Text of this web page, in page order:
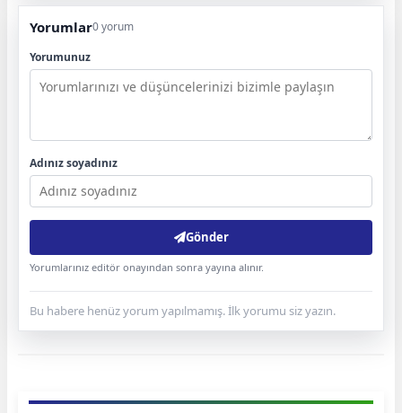
Yorumlar0 yorum
Yorumunuz
Adınız soyadınız
Gönder
Yorumlarınız editör onayından sonra yayına alınır.
Bu habere henüz yorum yapılmamış. İlk yorumu siz yazın.